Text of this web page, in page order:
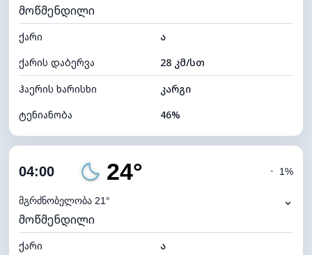
ხილვადობა
განათების ინდექსი 0 (ბნელი)
ღრუბლის სიმაღლე 11680 მ
მოწმენდილი
ქარი
ა
ქარის დაბერვა
28 კმ/სთ
ჰაერის ხარისხი
კარგი
ტენიანობა
46%
ღრუბლიანობა
ნამის წერტილი
ხილვადობა
განათების ინდექსი 0 (ბნელი)
04:00 24°
მგრძნობელობა 21°
◔ 1%
⌄
მოწმენდილი
ქარი
ა